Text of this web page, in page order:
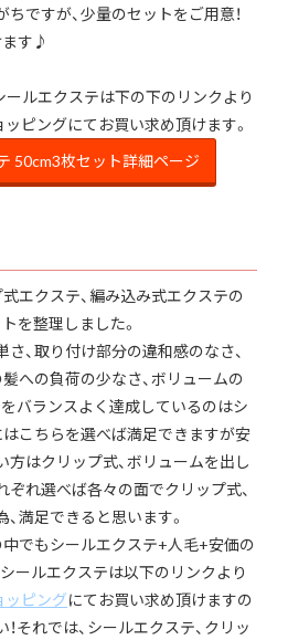
ですが、少量のセットをご用意！
ます♪
ルエクステは下の下のリンクより
ッピングにてお買い求め頂けます。
50cm3枚セット詳細ページ
エクステ、編み込み式エクステの
を整理しました。
、取り付け部分の違和感のなさ、
への負荷の少なさ、ボリュームの
バランスよく達成しているのはシ
こちらを選べば満足できますが安
はクリップ式、ボリュームを出し
れ選べば各々の面でクリップ式、
満足できると思います。
中でもシールエクステ+人毛+安価の
ールエクステは以下のリンクより
ッピングにてお買い求め頂けますの
それでは、シールエクステ、クリッ